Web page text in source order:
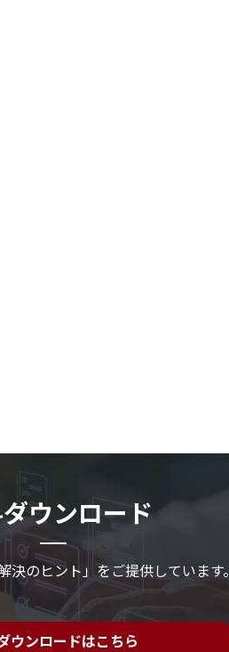
ウンロード
決のヒント」をご提供しています。
ウンロードはこちら